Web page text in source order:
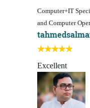
Computer+IT
and Computer
Excellent